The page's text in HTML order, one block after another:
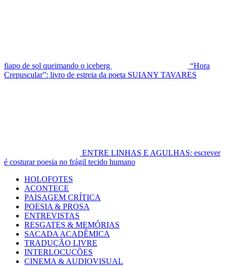
fiapo de sol queimando o iceberg
“Hora
Crepuscular”: livro de estreia da poeta SUIANY TAVARES
ENTRE LINHAS E AGULHAS: escrever
é costurar poesia no frágil tecido humano
Primary
Menu
HOLOFOTES
ACONTECE
PAISAGEM CRÍTICA
POESIA & PROSA
ENTREVISTAS
RESGATES & MEMÓRIAS
SACADA ACADÊMICA
TRADUÇÃO LIVRE
INTERLOCUÇÕES
CINEMA & AUDIOVISUAL